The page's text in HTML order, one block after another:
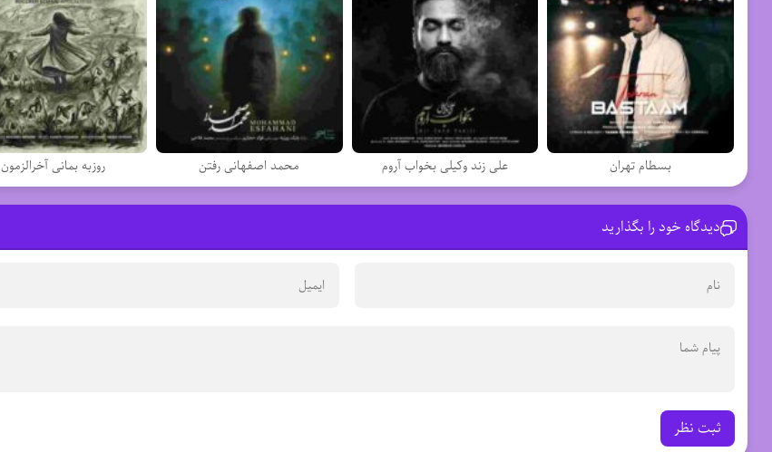
بسطام تهران علی زند وکیلی بخواب آروم محمد اصفهانی رفتن روزبه بمانی آخرالزمون
دیدگاه خود را بگذارید
ثبت نظر